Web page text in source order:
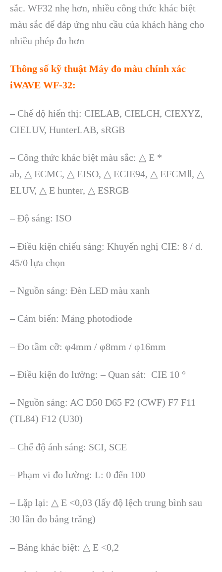
sắc. WF32 nhẹ hơn, nhiều công thức khác biệt
màu sắc để đáp ứng nhu cầu của khách hàng cho
nhiều phép đo hơn
Thông số kỹ thuật Máy đo màu chính xác
iWAVE WF-32:
– Chế độ hiển thị: CIELAB, CIELCH, CIEXYZ,
CIELUV, HunterLAB, sRGB
– Công thức khác biệt màu sắc: △ E *
ab, △ ECMC, △ EISO, △ ECIE94, △ EFCMⅡ, △
ELUV, △ E hunter, △ ESRGB
– Độ sáng: ISO
– Điều kiện chiếu sáng: Khuyến nghị CIE: 8 / d.
45/0 lựa chọn
– Nguồn sáng: Đèn LED màu xanh
– Cảm biến: Mảng photodiode
– Đo tầm cỡ: φ4mm / φ8mm / φ16mm
– Điều kiện đo lường: – Quan sát: CIE 10 °
– Nguồn sáng: AC D50 D65 F2 (CWF) F7 F11
(TL84) F12 (U30)
– Chế độ ánh sáng: SCI, SCE
– Phạm vi đo lường: L: 0 đến 100
– Lặp lại: △ E <0,03 (lấy độ lệch trung bình sau
30 lần đo bảng trắng)
– Bảng khác biệt: △ E <0,2